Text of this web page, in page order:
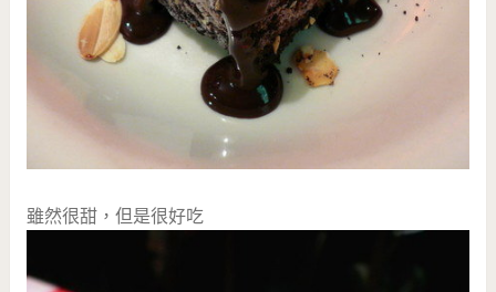
雖然很甜，但是很好吃